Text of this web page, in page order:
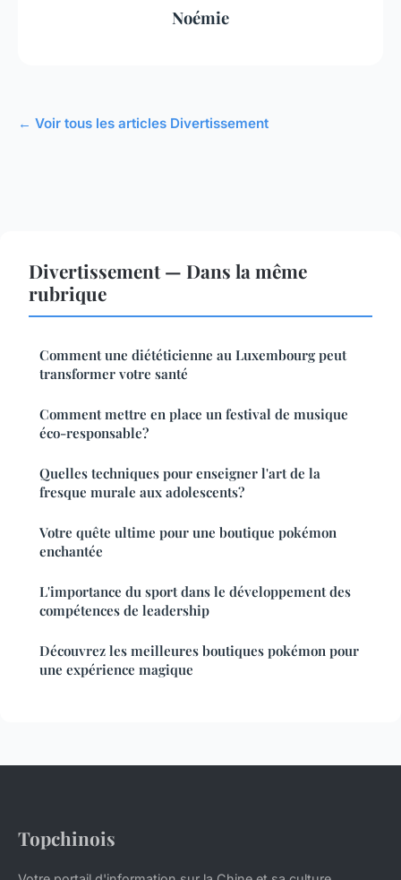
Noémie
← Voir tous les articles Divertissement
Divertissement — Dans la même
rubrique
Comment une diététicienne au Luxembourg peut
transformer votre santé
Comment mettre en place un festival de musique
éco-responsable?
Quelles techniques pour enseigner l'art de la
fresque murale aux adolescents?
Votre quête ultime pour une boutique pokémon
enchantée
L'importance du sport dans le développement des
compétences de leadership
Découvrez les meilleures boutiques pokémon pour
une expérience magique
Topchinois